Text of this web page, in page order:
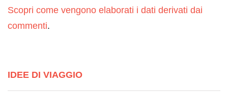
Scopri come vengono elaborati i dati derivati dai
commenti.
IDEE DI VIAGGIO